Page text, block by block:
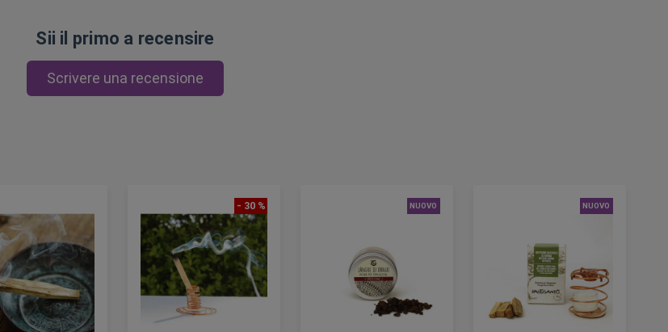
Sii il primo a recensire
Scrivere una recensione
- 30 % NUOVO NUOVO